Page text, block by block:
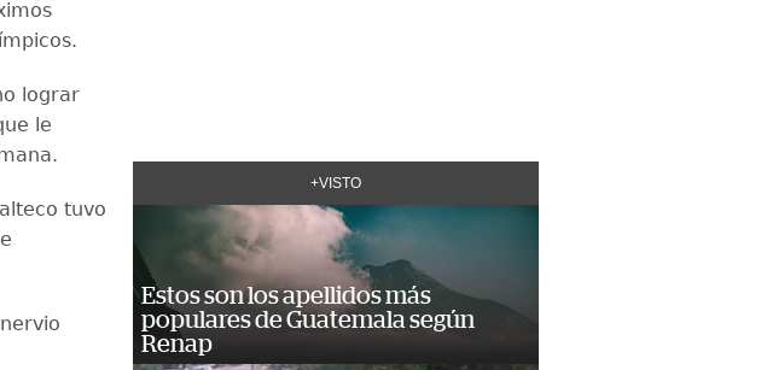
lograr
le
tuvo
+VISTO
Estos son los apellidos más
populares de Guatemala según
Renap